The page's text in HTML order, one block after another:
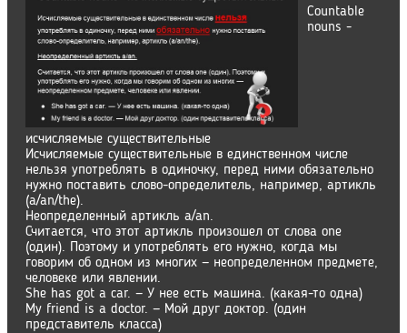
Countable
nouns -
исчисляемые существительные
Исчисляемые существительные в единственном числе
нельзя употреблять в одиночку, перед ними обязательно
нужно поставить слово-определитель, например, артикль
(a/an/the).
Неопределенный артикль a/an.
Считается, что этот артикль произошел от слова one
(один). Поэтому и употреблять его нужно, когда мы
говорим об одном из многих — неопределенном предмете,
человеке или явлении.
She has got a car. — У нее есть машина. (какая-то одна)
My friend is a doctor. — Мой друг доктор. (один
представитель класса)